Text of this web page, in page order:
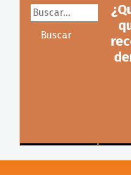
Buscar...
Buscar